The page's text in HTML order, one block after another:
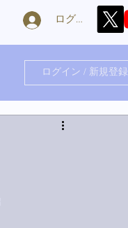
ログイン
ログイン / 新規登録